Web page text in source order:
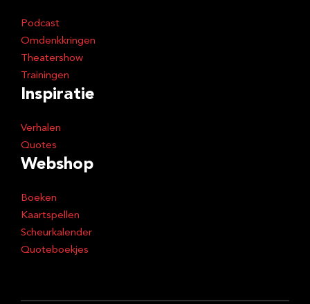
Podcast
Omdenkkringen
Theatershow
Trainingen
Inspiratie
Verhalen
Quotes
Webshop
Boeken
Kaartspellen
Scheurkalender
Quoteboekjes